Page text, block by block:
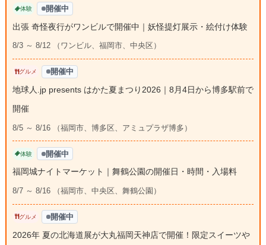
体験 開催中
出張 奇怪夜行がワンビルで開催中｜妖怪提灯展示・絵付け体験
8/3 ～ 8/12 （ワンビル、福岡市、中央区）
グルメ 開催中
地球人.jp presents はかた夏まつり2026｜8月4日から博多駅前で
開催
8/5 ～ 8/16 （福岡市、博多区、アミュプラザ博多）
体験 開催中
福岡城ナイトマーケット｜舞鶴公園の開催日・時間・入場料
8/7 ～ 8/16 （福岡市、中央区、舞鶴公園）
グルメ 開催中
2026年 夏の北海道展が大丸福岡天神店で開催！限定スイーツや